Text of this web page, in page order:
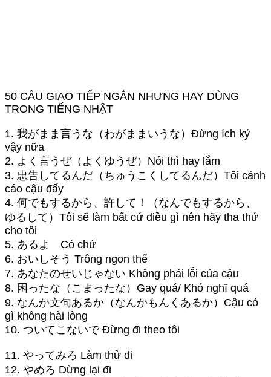
50 CÂU GIAO TIẾP NGẮN NHƯNG HAY DÙNG
TRONG TIẾNG NHẬT
1. 我がまま言うな（わがままいうな）Đừng ích kỷ
vậy nữa
2. よく言うぜ（よくゆうぜ）Nói thì hay lắm
3. 忠告してるんだ（ちゅうこくしてるんだ）Tôi cảnh
cáo cậu đấy
4. 何でもするから、許して！（なんでもするから、
ゆるして）Tôi sẽ làm bất cứ điều gì nên hãy tha thứ
cho tôi
5. あるよ Có chứ
6. おいしそう Trông ngon thế
7. あなたのせいじゃない Không phải lỗi của cậu
8. 困ったな（こまったな）Gay quá/ Khó nghĩ quá
9. なんか文句あるか（なんかもんくあるか）Cậu có
gì không hài lòng
10. ついてこないで Đừng đi theo tôi
11. やってみろ Làm thử đi
12. やめろ Dừng lại đi